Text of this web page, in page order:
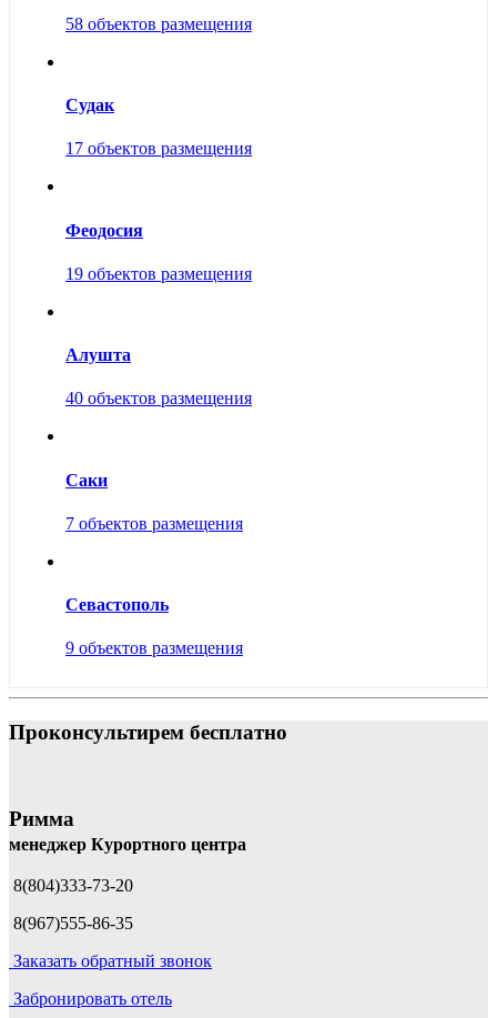
58 объектов размещения
Судак
17 объектов размещения
Феодосия
19 объектов размещения
Алушта
40 объектов размещения
Саки
7 объектов размещения
Севастополь
9 объектов размещения
Проконсультирем бесплатно
Римма
менеджер Курортного центра
8(804)333-73-20
8(967)555-86-35
Заказать обратный звонок
Забронировать отель